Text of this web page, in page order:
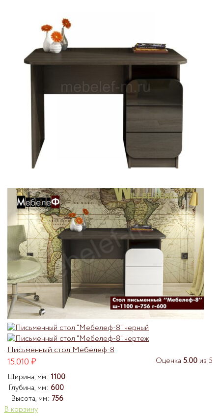
Письменный стол Мебелеф-8
Оценка 5.00 из 5
15.010₽
Ширина, мм: 1100
Глубина, мм: 600
Высота, мм: 756
В корзину